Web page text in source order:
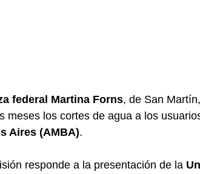
federal Martina Forns, de San
meses los cortes de agua a los
Aires (AMBA).
responde a la presentación de la